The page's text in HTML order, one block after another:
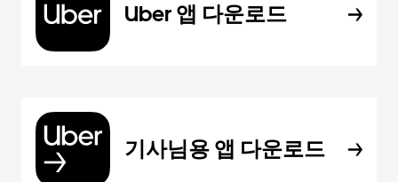
Uber 앱 다운로드
기사님용 앱 다운로드